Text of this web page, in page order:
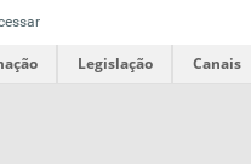
Legislação Canais